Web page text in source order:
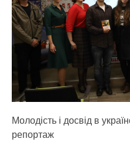
Молодість і досвід в
репортаж